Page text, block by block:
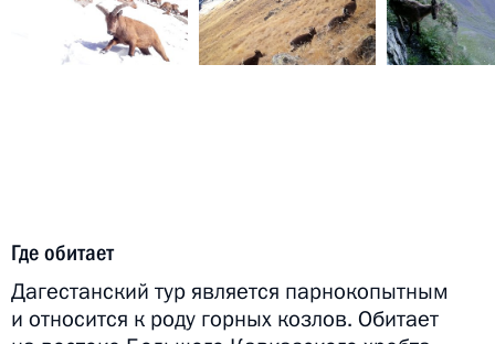
Где обитает
Дагестанский тур является парнокопытным
и относится к роду горных козлов. Обитает